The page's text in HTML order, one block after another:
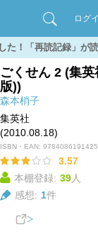
ログ
た！「再読記録」が
ごくせん 2 (集
版))
森本梢子
集英社
(2010.08.18)
ISBN・EAN: 9784086191425
3.57
本棚登録: 39人
感想: 1件